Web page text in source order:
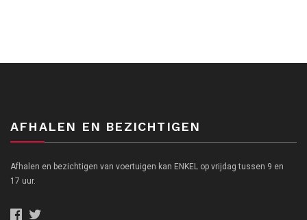
AFHALEN EN BEZICHTIGEN
Afhalen en bezichtigen van voertuigen kan ENKEL op vrijdag tussen 9 en
17 uur.